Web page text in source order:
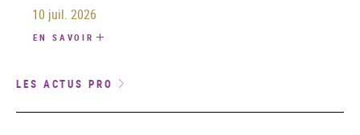
10 juil. 2026
EN SAVOIR
LES ACTUS PRO